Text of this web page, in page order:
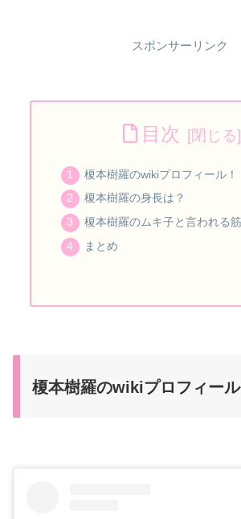
スポンサーリンク
目次
榎本樹羅のwikiプロフィール！
榎本樹羅の身長は？
榎本樹羅のムキ子と言われる
まとめ
榎本樹羅のwikiプロフィール